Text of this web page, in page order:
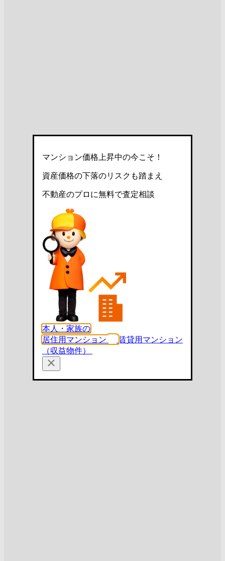
マンション価格上昇中の今こそ！
資産価格の下落のリスクも踏まえ
不動産のプロに無料で査定相談
本人・家族の
居住用マンション
賃貸用マンション
（収益物件）